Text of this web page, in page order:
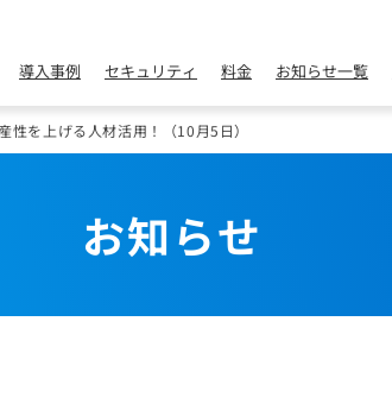
導入事例 セキュリティ 料金 お知らせ一覧
を上げる人材活用！（10月5日）
お知らせ